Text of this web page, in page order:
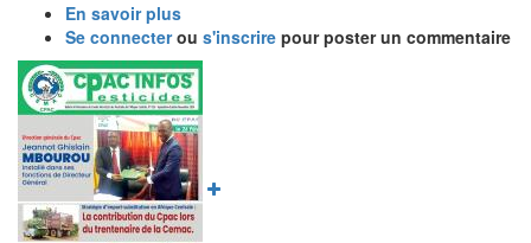
En savoir plus
Sixième
session
ordinaire
d’homologation
commune
des
pesticides
en
Afrique
Se connecterou s'inscrire pour poster un commentaire
Image